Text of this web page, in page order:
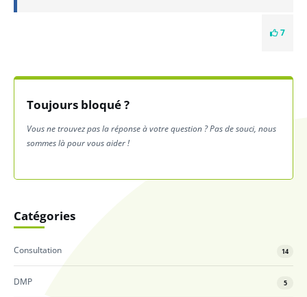
7
Toujours bloqué ?
Vous ne trouvez pas la réponse à votre question ? Pas de souci, nous
sommes là pour vous aider !
Catégories
Consultation 14
DMP 5